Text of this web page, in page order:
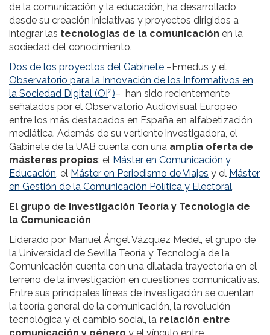
de la comunicación y la educación, ha desarrollado
desde su creación iniciativas y proyectos dirigidos a
integrar las tecnologías de la comunicación en la
sociedad del conocimiento.
Dos de los proyectos del Gabinete –Emedus y el
Observatorio para la Innovación de los Informativos en
la Sociedad Digital (OI2)– han sido recientemente
señalados por el Observatorio Audiovisual Europeo
entre los más destacados en España en alfabetización
mediática. Además de su vertiente investigadora, el
Gabinete de la UAB cuenta con una amplia oferta de
másteres propios: el Máster en Comunicación y
Educación, el Máster en Periodismo de Viajes y el Máster
en Gestión de la Comunicación Política y Electoral.
El grupo de investigación Teoría y Tecnología de
la Comunicación
Liderado por Manuel Ángel Vázquez Medel, el grupo de
la Universidad de Sevilla Teoría y Tecnología de la
Comunicación cuenta con una dilatada trayectoria en el
terreno de la investigación en cuestiones comunicativas.
Entre sus principales líneas de investigación se cuentan
la teoría general de la comunicación, la revolución
tecnológica y el cambio social, la relación entre